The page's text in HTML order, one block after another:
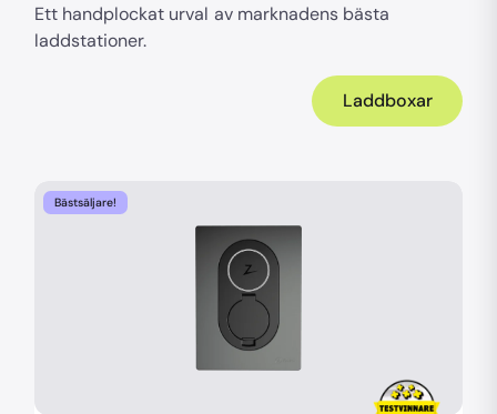
Ett handplockat urval av marknadens bästa
laddstationer.
Laddboxar
Bästsäljare!